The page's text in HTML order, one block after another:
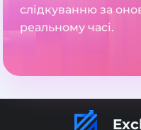
слідкуванню за
реальному часі.